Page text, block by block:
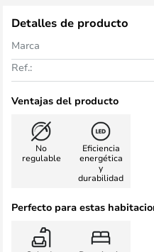
Detalles de producto
Marca
Ref.:
Ventajas del producto
No
regulable
Eficiencia
energética
y
durabilidad
Perfecto para estas